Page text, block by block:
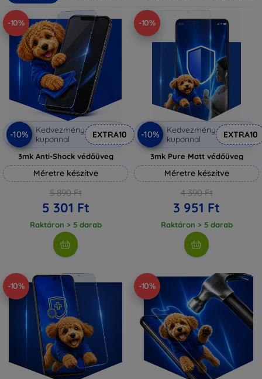
-10%
-10%
Kedvezmény
kuponnal
EXTRA10
3mk Anti-Shock védőüveg
Méretre készítve
5 890 Ft
5 301 Ft
Raktáron > 5 darab
-10%
-10%
Kedvezmény
kuponnal
EXTRA10
3mk Pure Matt védőüveg
Méretre készítve
4 390 Ft
3 951 Ft
Raktáron > 5 darab
-10% -10%